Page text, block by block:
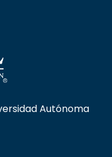
Autónoma